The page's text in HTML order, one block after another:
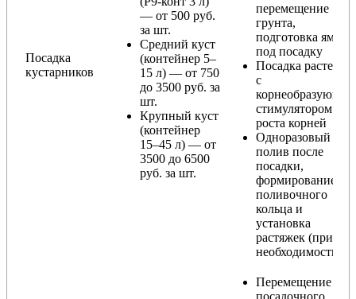
Посадка
кустарников
— от 500 руб.
за шт.
Средний куст
(контейнер 5–
15 л) — от 750
до 3500 руб. за
шт.
Крупный куст
(контейнер
15–45 л) — от
3500 до 6500
руб. за шт.
перемещение
грунта,
подготовка ямы
под посадку
Посадка растения
с
корнеобразующим
стимулятором
роста корней
Одноразовый
полив после
посадки,
формирование
поливочного
кольца и
установка
растяжек (при
необходимости)
Перемещение
посадочного